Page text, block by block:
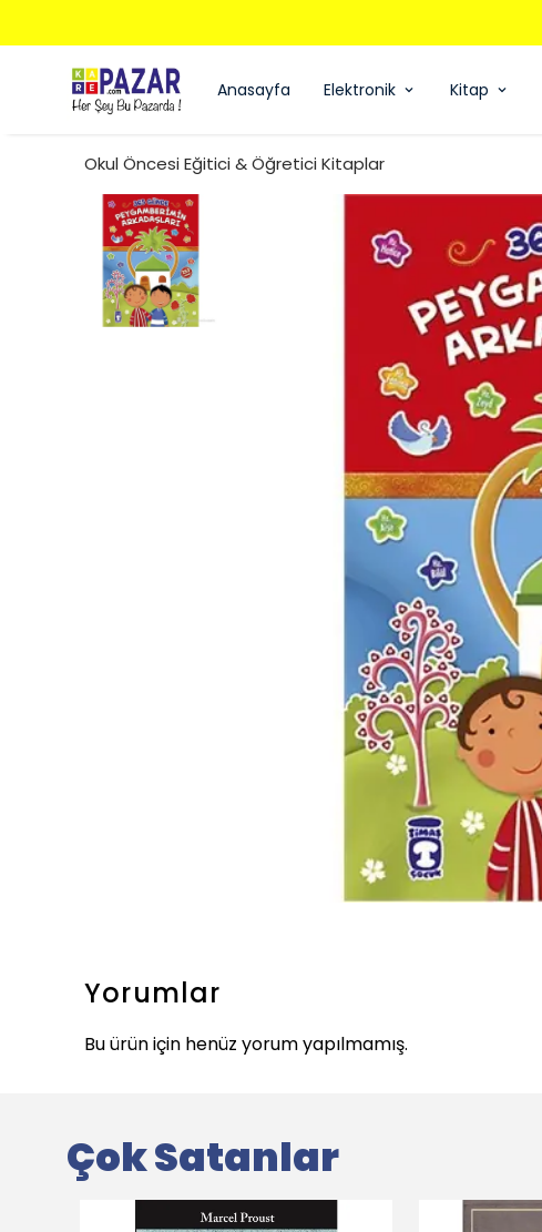
Anasayfa Elektronik Kitap
Okul Öncesi Eğitici & Öğretici Kitaplar
Yorumlar
Bu ürün için henüz yorum yapılmamış.
Çok Satanlar